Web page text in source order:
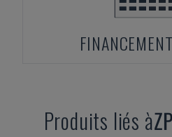
Produits liés à